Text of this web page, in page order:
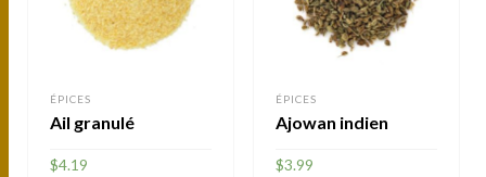
ÉPICES
Ail granulé
$4.19
ÉPICES
Ajowan indien
$3.99